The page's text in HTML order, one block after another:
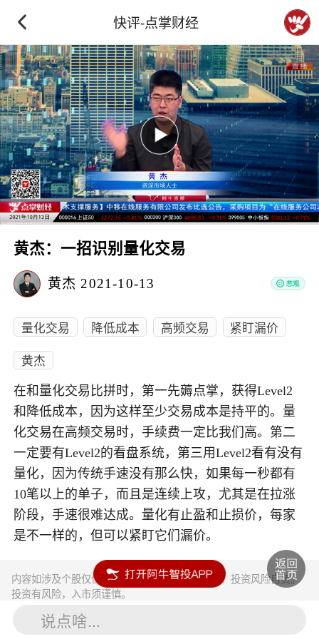
快评-点掌财经
黄杰：一招识别量化交易
黄杰 2021-10-13
量化交易 降低成本 高频交易
紧盯漏价
黄杰
在和量化交易比拼时，第一先薅点掌，获得Level2
和降低成本，因为这样至少交易成本是持平的。量
化交易在高频交易时，手续费一定比我们高。第二
一定要有Level2的看盘系统，第三用Level2看有没有
量化，因为传统手速没有那么快，如果每一秒都有
10笔以上的单子，而且是连续上攻，尤其是在拉涨
阶段，手速很难达成。量化有止盈和止损价，每家
是不一样的，但可以紧盯它们漏价。
内容如涉及个股仅供参考，不构成任何投资建议！投资风险自负。
投资有风险，入市须谨慎。
说点啥...